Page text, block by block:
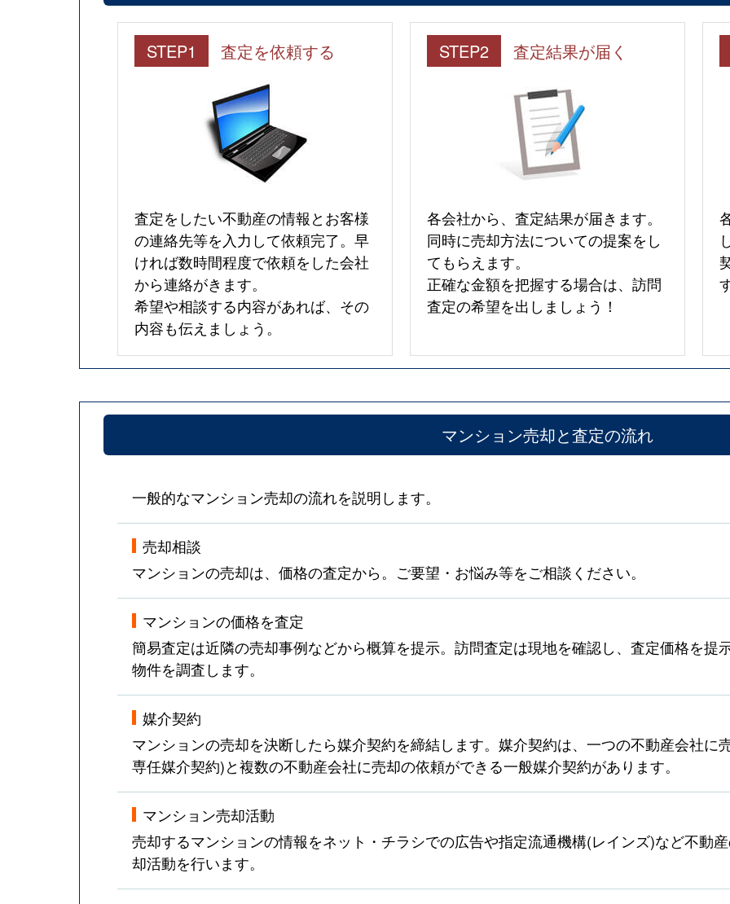
STEP1 査定を依頼する
査定をしたい不動産の情報とお客様
の連絡先等を入力して依頼完了。早
ければ数時間程度で依頼をした会社
から連絡がきます。
希望や相談する内容があれば、その
内容も伝えましょう。
STEP2 査定結果が届く
各会社から、査定結果が届きます。
同時に売却方法についての提案をし
てもらえます。
正確な金額を把握する場合は、訪問
査定の希望を出しましょう！
マンション売却と査定の流れ
一般的なマンション売却の流れを説明します。
売却相談
マンションの売却は、価格の査定から。ご要望・お悩み等をご相談ください。
マンションの価格を査定
簡易査定は近隣の売却事例などから概算を提示。訪問査定は現地を確認し、査定価格を提
物件を調査します。
媒介契約
マンションの売却を決断したら媒介契約を締結します。媒介契約は、一つの不動産会社に
専任媒介契約)と複数の不動産会社に売却の依頼ができる一般媒介契約があります。
マンション売却活動
売却するマンションの情報をネット・チラシでの広告や指定流通機構(レインズ)など不動
却活動を行います。